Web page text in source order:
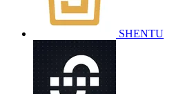
SHENTU